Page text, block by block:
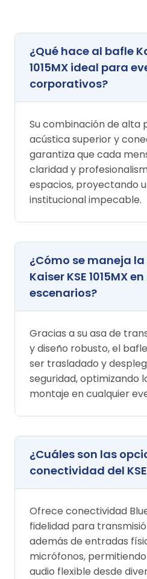
¿Qué hace al bafle
1015MX ideal para
corporativos?
Su combinación de alta
acústica superior y
garantiza que cada
claridad y
espacios, proyectando
institucional impecable.
¿Cómo se maneja
Kaiser KSE 1015MX
escenarios?
Gracias a su asa de
y diseño robusto, el bafle
ser trasladado y
seguridad, optimizando
montaje en cualquier
¿Cuáles son las
conectividad del KSE
Ofrece conectividad
fidelidad para
además de entradas
micrófonos,
audio flexible desde